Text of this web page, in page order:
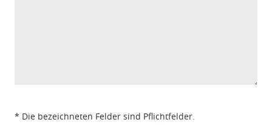
* Die bezeichneten Felder sind Pflichtfelder.